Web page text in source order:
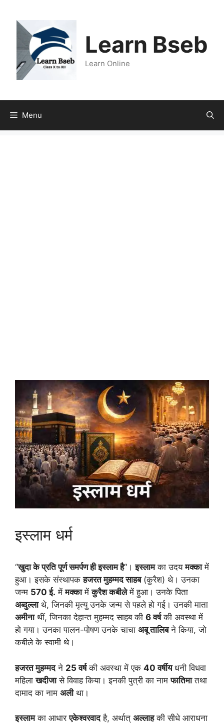
Learn Bseb
Learn Online
Menu
इस्लाम धर्म
“खुदा के प्रति पूर्ण समर्पण ही इस्लाम है“।इस्लामका उदयमक्कामें
हुआ। इसके संस्थापकहजरत मुहम्मद साहब(कुरैश) थे। उनका
जन्म 570 ई. मेंमक्कामेंकुरैश कबीलेमें हुआ। उनके पिता
अब्दुल्लाथे, जिनकी मृत्यु उनके जन्म से पहले हो गई। उनकी माता
अमीनाथीं, जिनका देहान्त मुहम्मद साहब की 6 वर्षकी अवस्था में
हो गया। उनका पालन-पोषण उनके चाचा अबू तालिबने किया, जो
कबीले के स्वामी थे।
हजरत मुहम्मदने 25 वर्षकी अवस्था में एक 40 वर्षीयधनी विधवा
महिलाखदीजासे विवाह किया। इनकी पुत्री का नामफातिमातथा
दामाद का नाम अलीथा।
इस्लामका आधारएकेश्वरवादहै, अर्थात् अल्लाहकी सीधे आराधना